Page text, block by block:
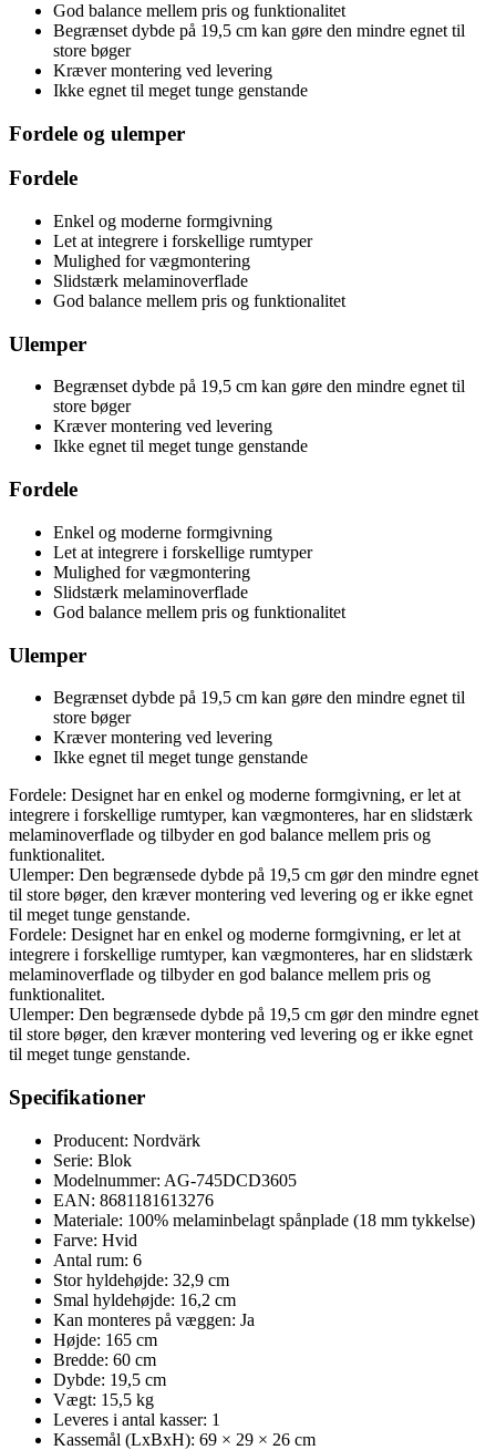
God balance mellem pris og funktionalitet
Begrænset dybde på 19,5 cm kan gøre den mindre egnet til
store bøger
Kræver montering ved levering
Ikke egnet til meget tunge genstande
Fordele og ulemper
Fordele
Enkel og moderne formgivning
Let at integrere i forskellige rumtyper
Mulighed for vægmontering
Slidstærk melaminoverflade
God balance mellem pris og funktionalitet
Ulemper
Begrænset dybde på 19,5 cm kan gøre den mindre egnet til
store bøger
Kræver montering ved levering
Ikke egnet til meget tunge genstande
Fordele
Enkel og moderne formgivning
Let at integrere i forskellige rumtyper
Mulighed for vægmontering
Slidstærk melaminoverflade
God balance mellem pris og funktionalitet
Ulemper
Begrænset dybde på 19,5 cm kan gøre den mindre egnet til
store bøger
Kræver montering ved levering
Ikke egnet til meget tunge genstande
Fordele: Designet har en enkel og moderne formgivning, er let at
integrere i forskellige rumtyper, kan vægmonteres, har en slidstærk
melaminoverflade og tilbyder en god balance mellem pris og
funktionalitet.
Ulemper: Den begrænsede dybde på 19,5 cm gør den mindre egnet
til store bøger, den kræver montering ved levering og er ikke egnet
til meget tunge genstande.
Fordele: Designet har en enkel og moderne formgivning, er let at
integrere i forskellige rumtyper, kan vægmonteres, har en slidstærk
melaminoverflade og tilbyder en god balance mellem pris og
funktionalitet.
Ulemper: Den begrænsede dybde på 19,5 cm gør den mindre egnet
til store bøger, den kræver montering ved levering og er ikke egnet
til meget tunge genstande.
Specifikationer
Producent: Nordvärk
Serie: Blok
Modelnummer: AG-745DCD3605
EAN: 8681181613276
Materiale: 100% melaminbelagt spånplade (18 mm tykkelse)
Farve: Hvid
Antal rum: 6
Stor hyldehøjde: 32,9 cm
Smal hyldehøjde: 16,2 cm
Kan monteres på væggen: Ja
Højde: 165 cm
Bredde: 60 cm
Dybde: 19,5 cm
Vægt: 15,5 kg
Leveres i antal kasser: 1
Kassemål (LxBxH): 69 × 29 × 26 cm